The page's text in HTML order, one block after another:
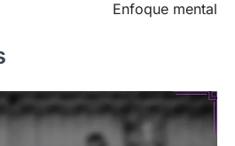
Enfoque mental